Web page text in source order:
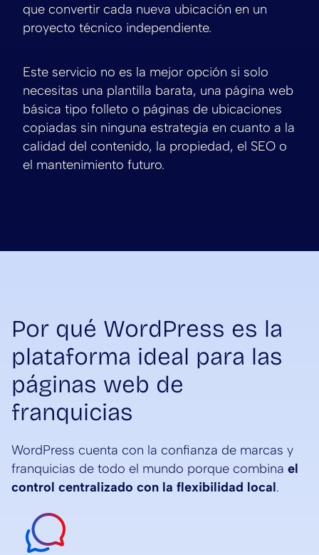
que convertir cada nueva ubicación en un
proyecto técnico independiente.
Este servicio no es la mejor opción si solo
necesitas una plantilla barata, una página web
básica tipo folleto o páginas de ubicaciones
copiadas sin ninguna estrategia en cuanto a la
calidad del contenido, la propiedad, el SEO o
el mantenimiento futuro.
Por qué WordPress es la
plataforma ideal para las
páginas web de
franquicias
WordPress cuenta con la confianza de marcas y
franquicias de todo el mundo porque combina el
control centralizado con la flexibilidad local.